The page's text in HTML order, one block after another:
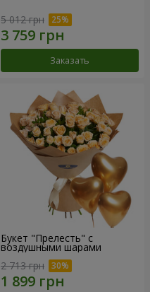
5 012 грн
Заказать
Букет "Прелесть" с
воздушными шарами
2 713 грн